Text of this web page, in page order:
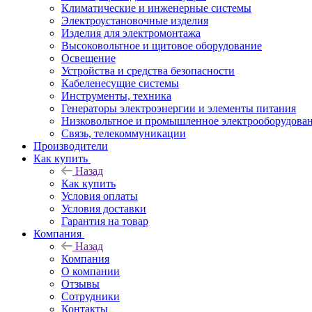
Климатические и инженерные системы
Электроустановочные изделия
Изделия для электромонтажа
Высоковольтное и щитовое оборудование
Освещение
Устройства и средства безопасности
Кабеленесущие системы
Инструменты, техника
Генераторы электроэнергии и элементы питания
Низковольтное и промышленное
Связь, телекоммуникации
Производители
Как купить
Назад
Как купить
Условия оплаты
Условия доставки
Гарантия на товар
Компания
Назад
Компания
О компании
Отзывы
Сотрудники
Контакты